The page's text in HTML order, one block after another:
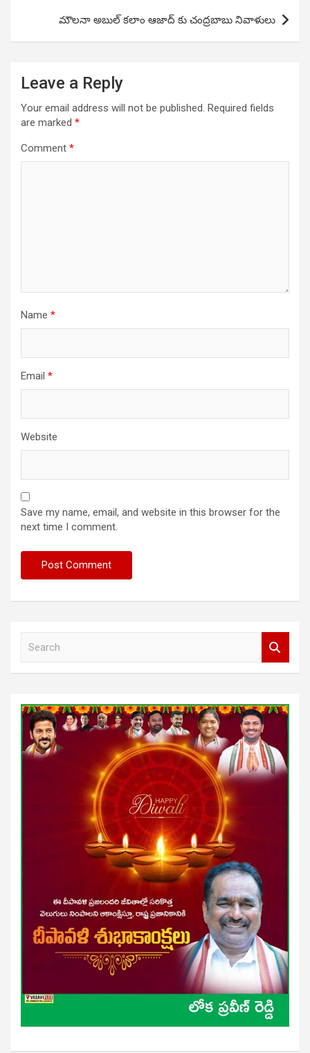
మౌలనా అబుల్ కలాం ఆజాద్ కు చంద్రబాబు నివాళులు
Leave a Reply
Your email address will not be published. Required fields
are marked *
Comment *
Name *
Email *
Website
Save my name, email, and website in this browser for the
next time I comment.
h